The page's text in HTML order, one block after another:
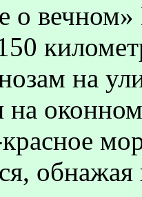
о
на
на